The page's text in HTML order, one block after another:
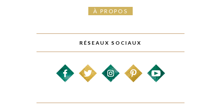
À PROPOS
RÉSEAUX SOCIAUX